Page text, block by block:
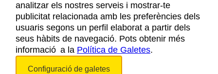
AVÍS LEGAL
POLÍTICA DE PRIVACITAT
COOKIES
ACCESSIBILITAT
analitzar els nostres serveis i mostrar-te
publicitat relacionada amb les preferències dels
usuaris segons un perfil elaborat a partir dels
seus hàbits de navegació. Pots obtenir més
informació a la Política de Galetes.
Configuració de galetes